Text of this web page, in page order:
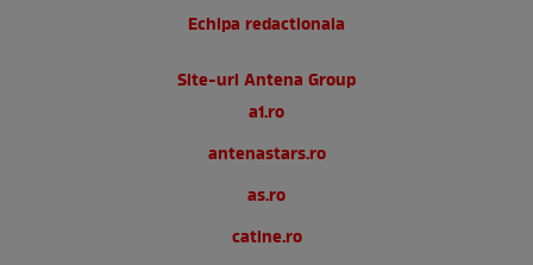
Echipa redactionala
Site-uri Antena Group
a1.ro
antenastars.ro
as.ro
catine.ro